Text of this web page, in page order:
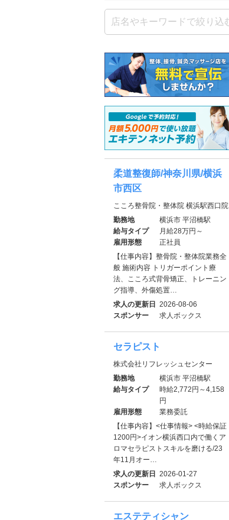
柔道整復師/神奈川県/横浜
市西区
こころ整骨院・整体院 横浜駅西口院
勤務地
横浜市 平沼橋駅
給与タイプ
月給28万円～
雇用形態
正社員
【仕事内容】整骨院・整体院業務全
般 施術内容 トリガーポイント療
法、こころ式背骨矯正、トレーニン
グ指導、外傷処置…
求人の更新日 2026-08-06
スポンサー
求人ボックス
セラピスト
株式会社リフレッシュセンター
勤務地
横浜市 平沼橋駅
給与タイプ
時給2,772円～4,158
円
雇用形態
業務委託
【仕事内容】<仕事情報> <時給保証
1200円>イオン横浜西口内で働くア
ロマセラピストスキルを磨ける/23
年11月オー…
求人の更新日 2026-01-27
スポンサー
求人ボックス
エステティシャン